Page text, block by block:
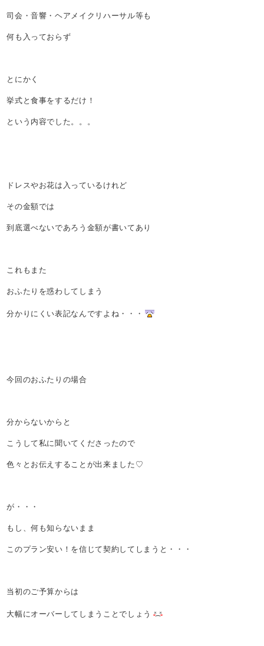
司会・音響・ヘアメイクリハーサル等も
何も入っておらず
とにかく
挙式と食事をするだけ！
という内容でした。。。
ドレスやお花は入っているけれど
その金額では
到底選べないであろう金額が書いてあり
これもまた
おふたりを惑わしてしまう
分かりにくい表記なんですよね・・・
今回のおふたりの場合
分からないからと
こうして私に聞いてくださったので
色々とお伝えすることが出来ました♡
が・・・
もし、何も知らないまま
このプラン安い！を信じて契約してしまうと・・・
当初のご予算からは
大幅にオーバーしてしまうことでしょう